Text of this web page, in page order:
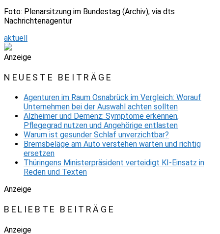
Foto: Plenarsitzung im Bundestag (Archiv), via dts
Nachrichtenagentur
aktuell
Anzeige
NEUESTE BEITRÄGE
Agenturen im Raum Osnabrück im Vergleich: Worauf
Unternehmen bei der Auswahl achten sollten
Alzheimer und Demenz: Symptome erkennen,
Pflegegrad nutzen und Angehörige entlasten
Warum ist gesunder Schlaf unverzichtbar?
Bremsbeläge am Auto verstehen warten und richtig
ersetzen
Thüringens Ministerpräsident verteidigt KI-Einsatz in
Reden und Texten
Anzeige
BELIEBTE BEITRÄGE
Anzeige